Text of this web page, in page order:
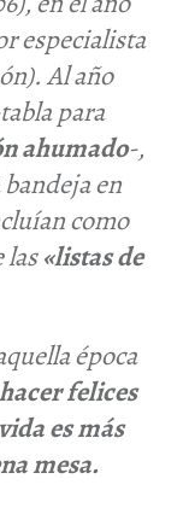
especialista
. Al año
para
ahumado-,
en
como
las«listas de
época
felices
es más
mesa.